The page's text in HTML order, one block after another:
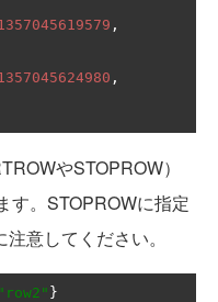
,
,
やSTOPROW）
す。STOPROWに指定
意してください。
"row2" }